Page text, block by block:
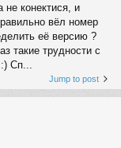
не конектися, и
вёл номер
её версию ?
такие трудности с
Сп...
Jump to post